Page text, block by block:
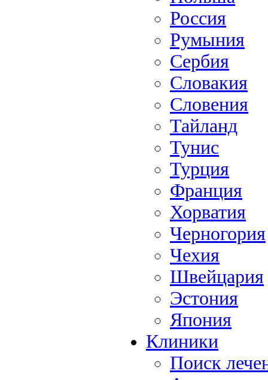
Россия
Румыния
Сербия
Словакия
Словения
Тайланд
Тунис
Турция
Франция
Хорватия
Черногория
Чехия
Швейцария
Эстония
Япония
Клиники
Поиск